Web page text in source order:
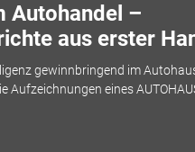
Autohandel –
aus erster
gewinnbringend im
Aufzeichnungen eines